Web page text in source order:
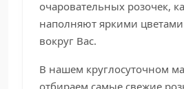
очаровательных розочек,
наполняют яркими цветами
вокруг Вас.
В нашем круглосуточном
отбираем самые свежие